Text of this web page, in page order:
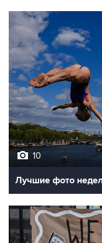
10
Лучшие фото